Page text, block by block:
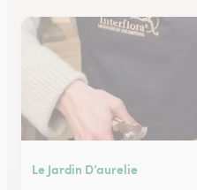
Le Jardin D’aurelie